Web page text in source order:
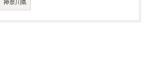
神奈川県